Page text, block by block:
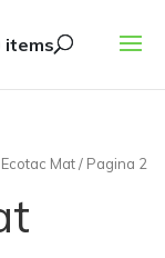
items
Mat/ Pagina 2